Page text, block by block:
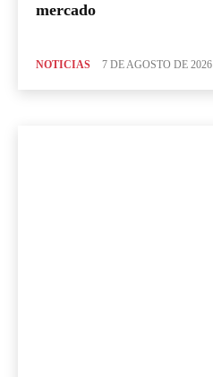
mercado
NOTICIAS 7 DE AGOSTO DE 2026